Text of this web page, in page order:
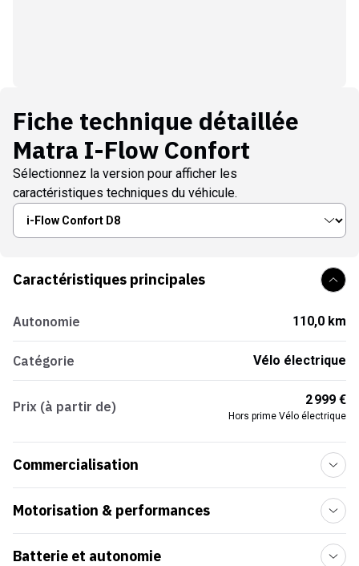
Fiche technique détaillée
Matra I-Flow Confort
Sélectionnez la version pour afficher les
caractéristiques techniques du véhicule.
Caractéristiques principales
Autonomie 110,0 km
Catégorie Vélo électrique
Prix (à partir de) 2 999 €
Hors prime Vélo électrique
Commercialisation
Motorisation & performances
Batterie et autonomie